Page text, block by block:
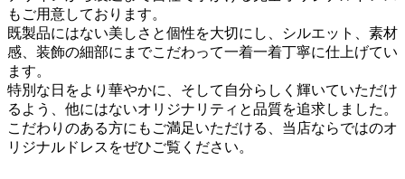
もご用意しております。
既製品にはない美しさと個性を大切にし、シルエット、素材
感、装飾の細部にまでこだわって一着一着丁寧に仕上げてい
ます。
特別な日をより華やかに、そして自分らしく輝いていただけ
るよう、他にはないオリジナリティと品質を追求しました。
こだわりのある方にもご満足いただける、当店ならではのオ
リジナルドレスをぜひご覧ください。